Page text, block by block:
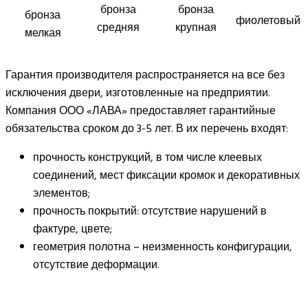
бронза
мелкая
бронза
средняя
бронза
крупная
фиолетовый
Гарантия производителя распространяется на все без
исключения двери, изготовленные на предприятии.
Компания ООО «ЛАВА» предоставляет гарантийные
обязательства сроком до 3-5 лет. В их перечень входят:
прочность конструкций, в том числе клеевых
соединений, мест фиксации кромок и декоративных
элементов;
прочность покрытий: отсутствие нарушений в
фактуре, цвете;
геометрия полотна – неизменность конфигурации,
отсутствие деформации.